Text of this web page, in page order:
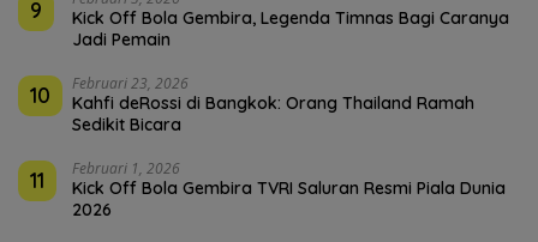
9
Kick Off Bola Gembira, Legenda Timnas Bagi Caranya
Jadi Pemain
10 Februari 23, 2026
Kahfi deRossi di Bangkok: Orang Thailand Ramah
Sedikit Bicara
11 Februari 1, 2026
Kick Off Bola Gembira TVRI Saluran Resmi Piala Dunia
2026